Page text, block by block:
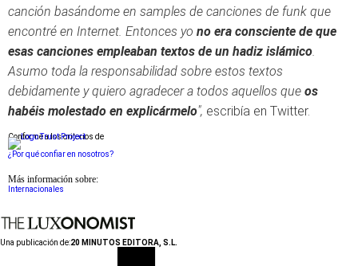
canción basándome en samples de canciones de funk que
encontré en Internet. Entonces yo no era consciente de que
esas canciones empleaban textos de un hadiz islámico
Asumo toda la responsabilidad sobre estos textos
debidamente y quiero agradecer a todos aquellos que os
habéis molestado en explicármelo", escribía en Twitter.
Conforme a los criterios de
¿Por qué confiar en nosotros?
Más información sobre:
Internacionales
Una publicación de:20 MINUTOS EDITORA, S.L.